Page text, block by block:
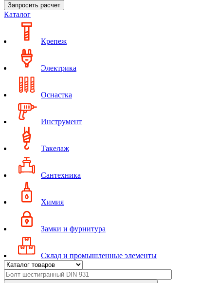
Запросить расчет
Каталог
Крепеж
Электрика
Оснастка
Инструмент
Такелаж
Сантехника
Химия
Замки и фурнитура
Склад и промышленные элементы